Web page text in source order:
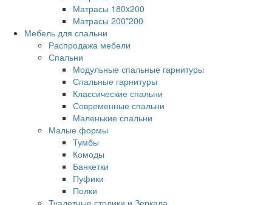
Матрасы 180x200
Матрасы 200*200
Мебель для спальни
Распродажа мебели
Спальни
Модульные спальные гарнитуры
Спальные гарнитуры
Классические спальни
Современные спальни
Маленькие спальни
Малые формы
Тумбы
Комоды
Банкетки
Пуфики
Полки
Туалетные столики и Зеркала